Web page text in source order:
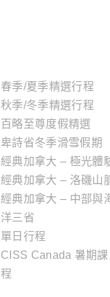
春季/夏季精選行程
秋季/冬季精選行程
百略至尊度假精選
卑詩省冬季滑雪假期
經典加拿大 – 極光體
經典加拿大 – 洛磯山
經典加拿大 – 中部與
洋三省
單日行程
CISS Canada 暑期課
程